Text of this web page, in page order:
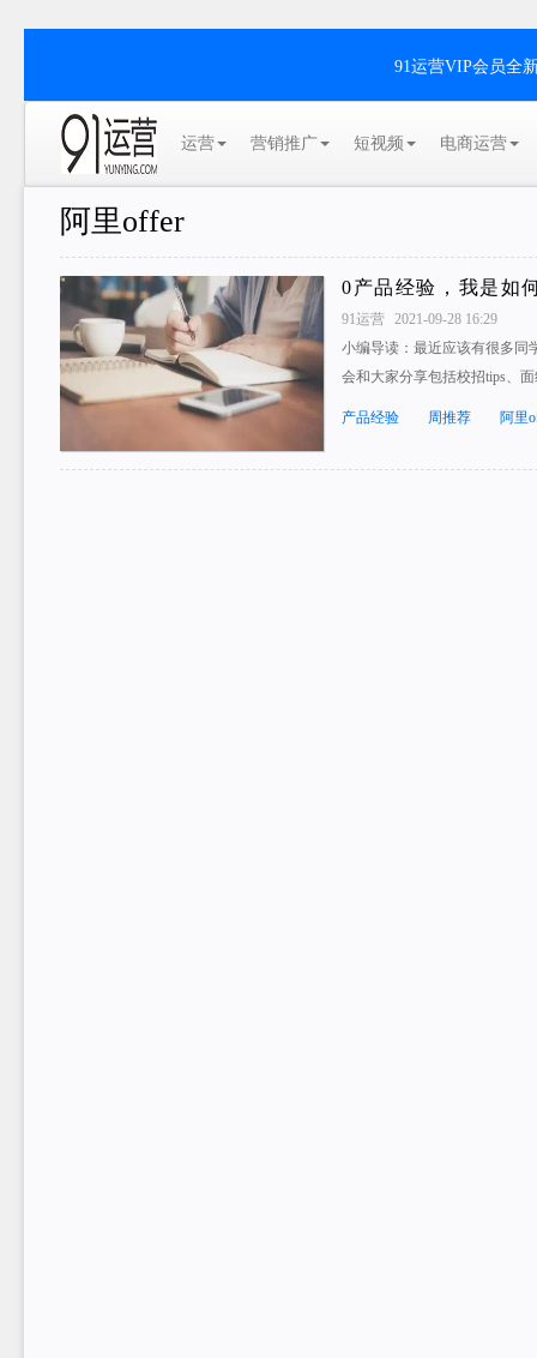
91运营VIP会员全
运营 营销推广 短视频 电商运营
阿里offer
0产品经验，我是如
91运营 2021-09-28 16:29
小编导读：最近应该有很多同
会和大家分享包括校招tips、
产品经验 周推荐 阿里